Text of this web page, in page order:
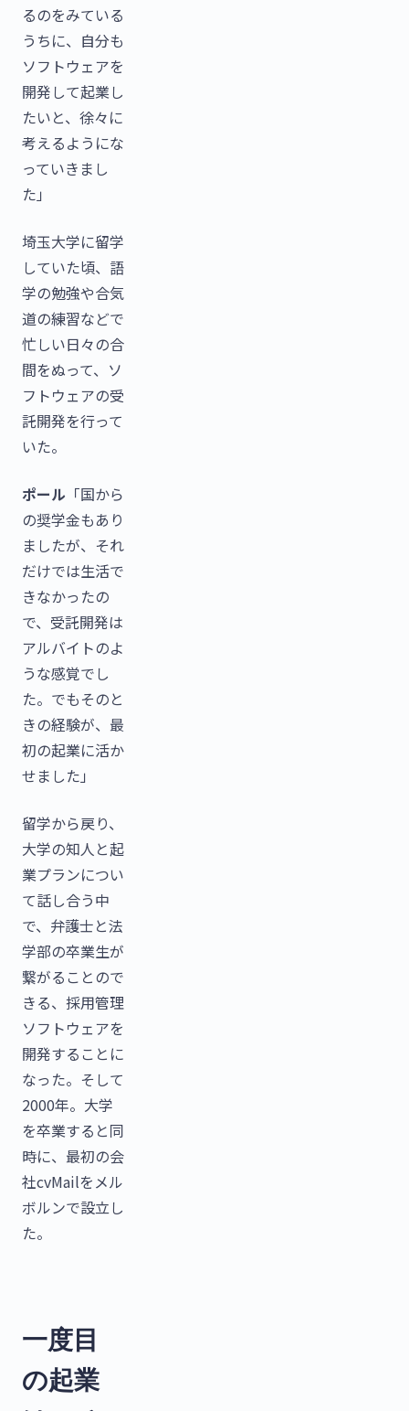
るのをみている
うちに、自分も
ソフトウェアを
開発して起業し
たいと、徐々に
考えるようにな
っていきまし
た」
埼玉大学に留学
していた頃、語
学の勉強や合気
道の練習などで
忙しい日々の合
間をぬって、ソ
フトウェアの受
託開発を行って
いた。
ポール 「国から
の奨学金もあり
ましたが、それ
だけでは生活で
きなかったの
で、受託開発は
アルバイトのよ
うな感覚でし
た。でもそのと
きの経験が、最
初の起業に活か
せました」
留学から戻り、
大学の知人と起
業プランについ
て話し合う中
で、弁護士と法
学部の卒業生が
繋がることので
きる、採用管理
ソフトウェアを
開発することに
なった。そして
2000年。大学
を卒業すると同
時に、最初の会
社cvMailをメル
ボルンで設立し
た。
一度目
の起業